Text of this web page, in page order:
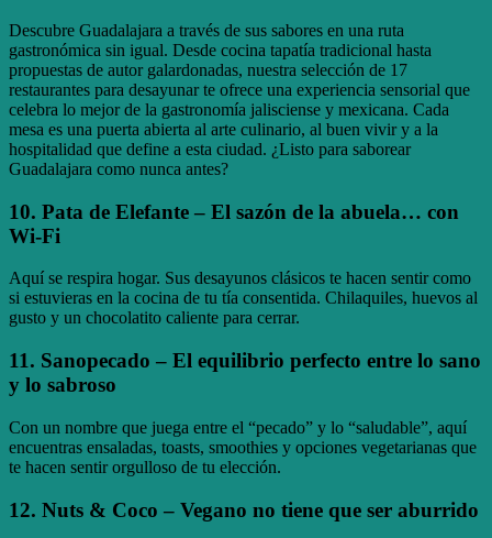
Descubre Guadalajara a través de sus sabores en una ruta
gastronómica sin igual. Desde cocina tapatía tradicional hasta
propuestas de autor galardonadas, nuestra selección de 17
restaurantes para desayunar te ofrece una experiencia sensorial que
celebra lo mejor de la gastronomía jalisciense y mexicana. Cada
mesa es una puerta abierta al arte culinario, al buen vivir y a la
hospitalidad que define a esta ciudad. ¿Listo para saborear
Guadalajara como nunca antes?
10. Pata de Elefante – El sazón de la abuela… con
Wi-Fi
Aquí se respira hogar. Sus desayunos clásicos te hacen sentir como
si estuvieras en la cocina de tu tía consentida. Chilaquiles, huevos al
gusto y un chocolatito caliente para cerrar.
11. Sanopecado – El equilibrio perfecto entre lo sano
y lo sabroso
Con un nombre que juega entre el “pecado” y lo “saludable”, aquí
encuentras ensaladas, toasts, smoothies y opciones vegetarianas que
te hacen sentir orgulloso de tu elección.
12. Nuts & Coco – Vegano no tiene que ser aburrido